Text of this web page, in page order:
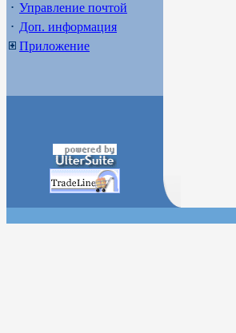
Управление почтой
Доп. информация
Приложение